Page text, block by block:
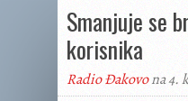
Smanjuje se
korisnika
Radio Đakovona 4.